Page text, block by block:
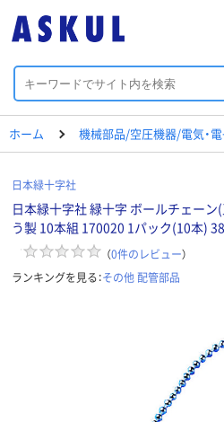
ホーム 機械部品/空圧機器/電気・
日本緑十字社
日本緑十字社 緑十字 ボールチェー
う製 10本組 170020 1パック(10本)
（0件のレビュー）
ランキングを見る：その他 配管部品